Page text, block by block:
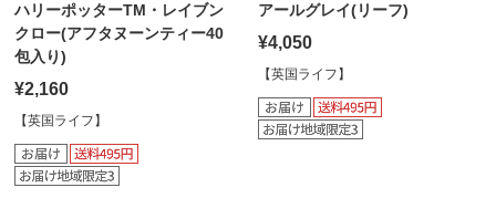
ハリーポッターTM・レイブン
クロー(アフタヌーンティー40
包入り)
¥2,160
【英国ライフ】
アールグレイ(リーフ)
¥4,050
【英国ライフ】